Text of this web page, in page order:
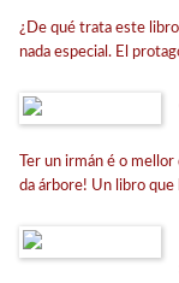
¿De qué trata este
nada especial. El
Ter un irmán é o
da árbore! Un libro que